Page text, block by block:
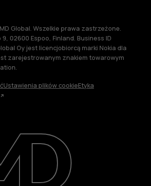
rozwój
Global. Wszelkie prawa zastrzeżone.
02600 Espoo, Finland. Business ID
Oy jest licencjobiorcą marki Nokia dla
zarejestrowanym znakiem towarowym
Ustawienia plików cookieEtyka